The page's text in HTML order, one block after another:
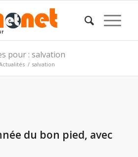
pour : salvation
/ salvation
du bon pied, avec